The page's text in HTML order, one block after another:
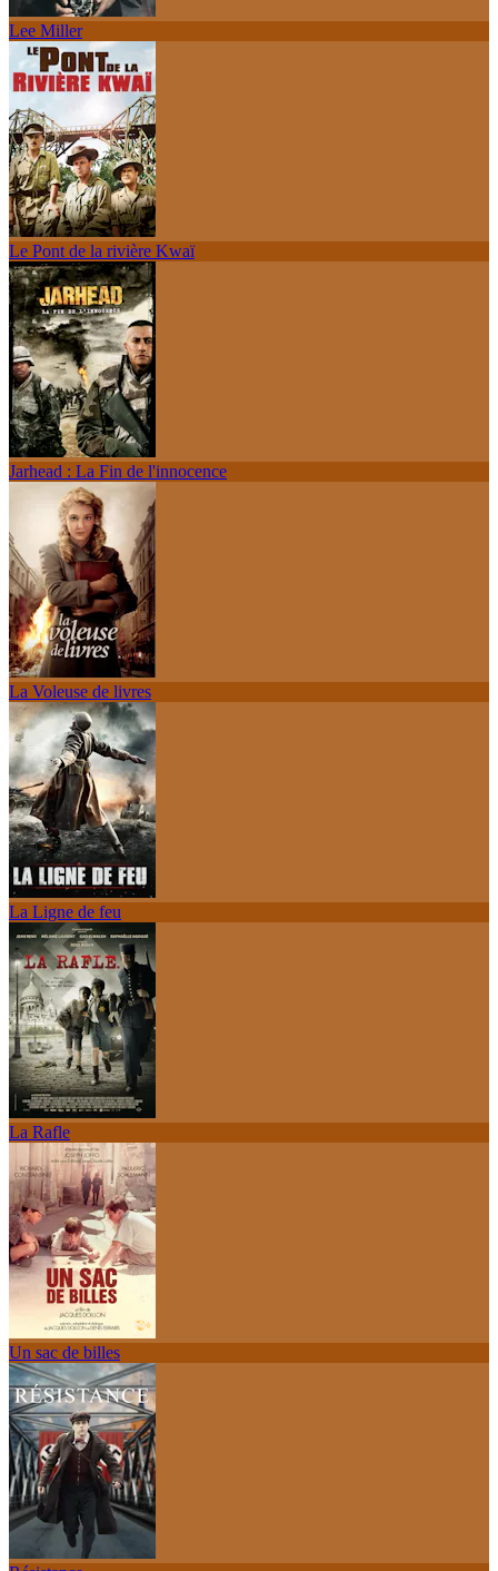
Lee Miller
Le Pont de la rivière Kwaï
Jarhead : La Fin de l'innocence
La Voleuse de livres
La Ligne de feu
La Rafle
Un sac de billes